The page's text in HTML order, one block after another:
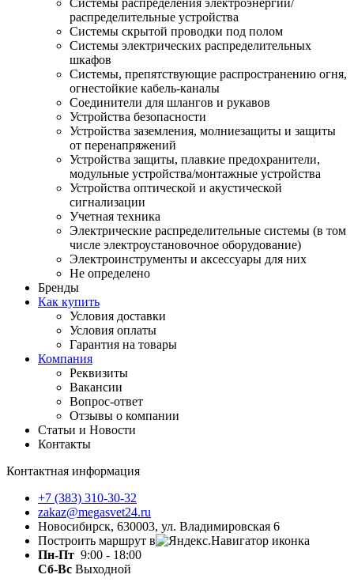
Системы распределения электроэнергии/
распределительные устройства
Системы скрытой проводки под полом
Системы электрических распределительных
шкафов
Системы, препятствующие распространению огня,
огнестойкие кабель-каналы
Соединители для шлангов и рукавов
Устройства безопасности
Устройства заземления, молниезащиты и защиты
от перенапряжений
Устройства защиты, плавкие предохранители,
модульные устройства/монтажные устройства
Устройства оптической и акустической
сигнализации
Учетная техника
Электрические распределительные системы (в том
числе электроустановочное оборудование)
Электроинструменты и аксессуары для них
Не определено
Бренды
Как купить
Условия доставки
Условия оплаты
Гарантия на товары
Компания
Реквизиты
Вакансии
Вопрос-ответ
Отзывы о компании
Статьи и Новости
Контакты
Контактная информация
+7 (383) 310-30-32
zakaz@megasvet24.ru
Новосибирск, 630003, ул. Владимировская 6
Построить маршрут в
Пн-Пт 9:00 - 18:00
Сб-Вс Выходной